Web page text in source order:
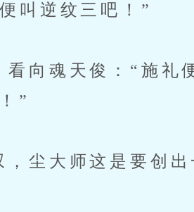
叫逆纹三吧！”
向魂天俊：“施礼
”
尘大师这是要创出